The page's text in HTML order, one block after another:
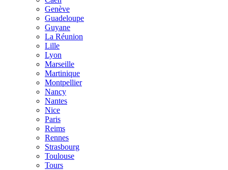
Genève
Guadeloupe
Guyane
La Réunion
Lille
Lyon
Marseille
Martinique
Montpellier
Nancy
Nantes
Nice
Paris
Reims
Rennes
Strasbourg
Toulouse
Tours